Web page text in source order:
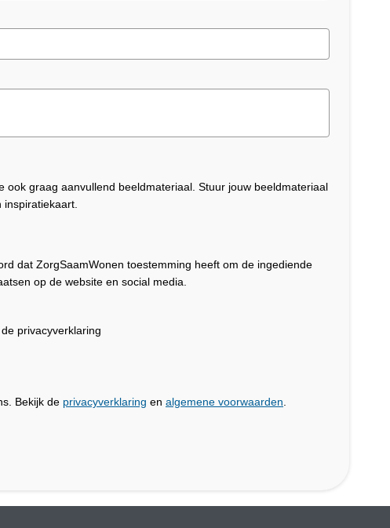
ook graag aanvullend beeldmateriaal. Stuur jouw beeldmateriaal
dat ZorgSaamWonen toestemming heeft om de ingediende
op de website en social media.
privacyverklaring
Bekijk de privacyverklaring en algemene voorwaarden.